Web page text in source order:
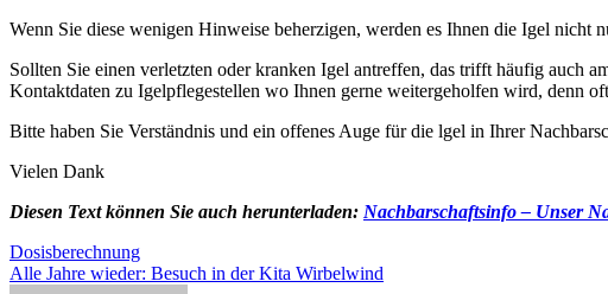
Wenn Sie diese wenigen Hinweise beherzigen, werden es Ihnen die Igel
Sollten Sie einen verletzten oder kranken Igel antreffen, das trifft häufig auch
Kontaktdaten zu Igelpflegestellen wo Ihnen gerne weitergeholfen wird, denn
Bitte haben Sie Verständnis und ein offenes Auge für die lgel in Ihrer
Vielen Dank
Diesen Text können Sie auch herunterladen: Nachbarschaftsinfo – Unser
Beitragsnavigation
Dosisberechnung
Alle Jahre wieder: Besuch in der Kita Wirbelwind